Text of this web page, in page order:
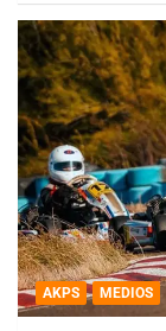
AKPS MEDIOS